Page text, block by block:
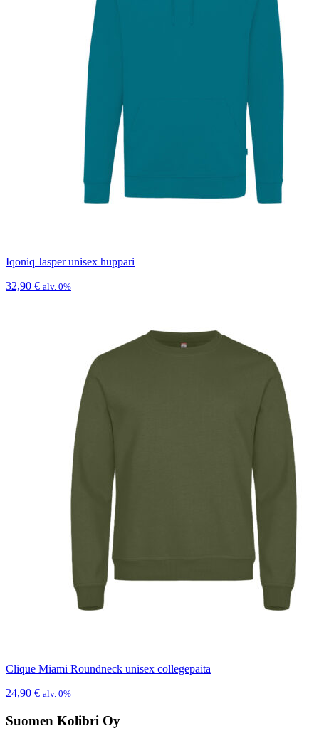
Iqoniq Jasper unisex huppari
32,90 € alv. 0%
Clique Miami Roundneck unisex collegepaita
24,90 € alv. 0%
Suomen Kolibri Oy